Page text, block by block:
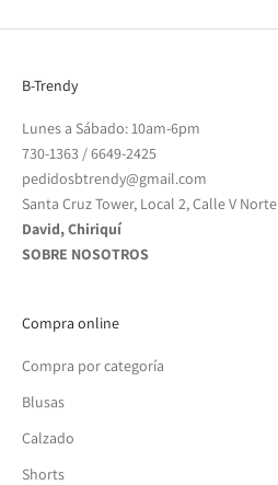
B-Trendy
Lunes a Sábado: 10am-6pm
730-1363 /6649-2425
pedidosbtrendy@gmail.com
Santa Cruz Tower, Local 2, Calle V Norte
David, Chiriquí
SOBRE NOSOTROS
Compra online
Compra por categoría
Blusas
Calzado
Shorts